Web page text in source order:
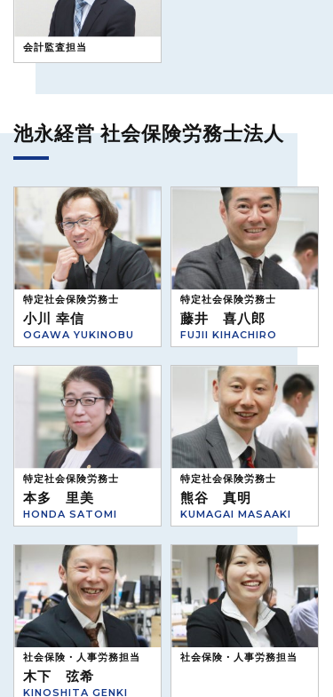
会計監査担当
池永経営 社会保険労務士法人
特定社会保険労務士
小川 幸信
OGAWA YUKINOBU
特定社会保険労務士
藤井 喜八郎
FUJII KIHACHIRO
特定社会保険労務士
本多 里美
HONDA SATOMI
特定社会保険労務士
熊谷 真明
KUMAGAI MASAAKI
社会保険・人事労務担当
木下 弦希
KINOSHITA GENKI
社会保険・人事労務担当